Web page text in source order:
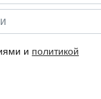
и политикой